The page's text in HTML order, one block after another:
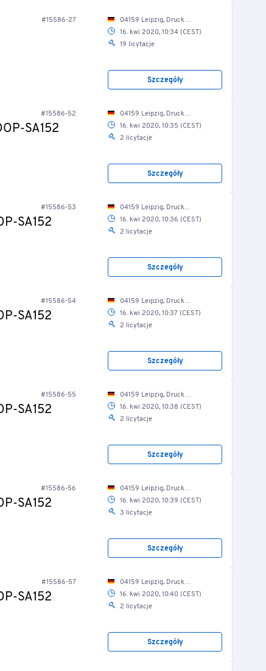
#15586-27
04159 Leipzig, Druckereistr. 1/ mechan. Werkstatt 2
16. kwi 2020, 10:34 (CEST)
19 licytacje
Szczegóły
#15586-52
SA152
04159 Leipzig, Druckereistr. 1/ Weiterverarbeitung
16. kwi 2020, 10:35 (CEST)
2 licytacje
Szczegóły
#15586-53
SA152
04159 Leipzig, Druckereistr. 1/ Weiterverarbeitung
16. kwi 2020, 10:36 (CEST)
2 licytacje
Szczegóły
#15586-54
SA152
04159 Leipzig, Druckereistr. 1/ Weiterverarbeitung
16. kwi 2020, 10:37 (CEST)
2 licytacje
Szczegóły
#15586-55
SA152
04159 Leipzig, Druckereistr. 1/ Weiterverarbeitung
16. kwi 2020, 10:38 (CEST)
2 licytacje
Szczegóły
#15586-56
SA152
04159 Leipzig, Druckereistr. 1/ Weiterverarbeitung
16. kwi 2020, 10:39 (CEST)
3 licytacje
Szczegóły
#15586-57
SA152
04159 Leipzig, Druckereistr. 1/ Weiterverarbeitung
16. kwi 2020, 10:40 (CEST)
2 licytacje
Szczegóły